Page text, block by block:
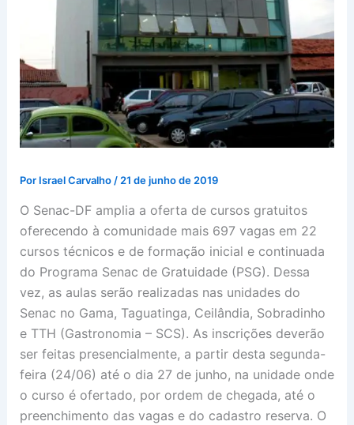
Por Israel Carvalho/21 de junho de 2019
O Senac-DF amplia a oferta de cursos gratuitos
oferecendo à comunidade mais 697 vagas em 22
cursos técnicos e de formação inicial e continuada
do Programa Senac de Gratuidade (PSG). Dessa
vez, as aulas serão realizadas nas unidades do
Senac no Gama, Taguatinga, Ceilândia, Sobradinho
e TTH (Gastronomia – SCS). As inscrições deverão
ser feitas presencialmente, a partir desta segunda-
feira (24/06) até o dia 27 de junho, na unidade onde
o curso é ofertado, por ordem de chegada, até o
preenchimento das vagas e do cadastro reserva. O